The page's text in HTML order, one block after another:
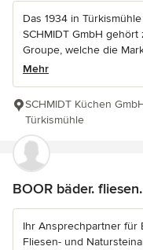
Das 1934 in
SCHMIDT GmbH
Groupe, welche die
Mehr
SCHMIDT Küchen
Türkismühle
BOOR bäder.
Ihr Ansprechpartner für
Fliesen- und